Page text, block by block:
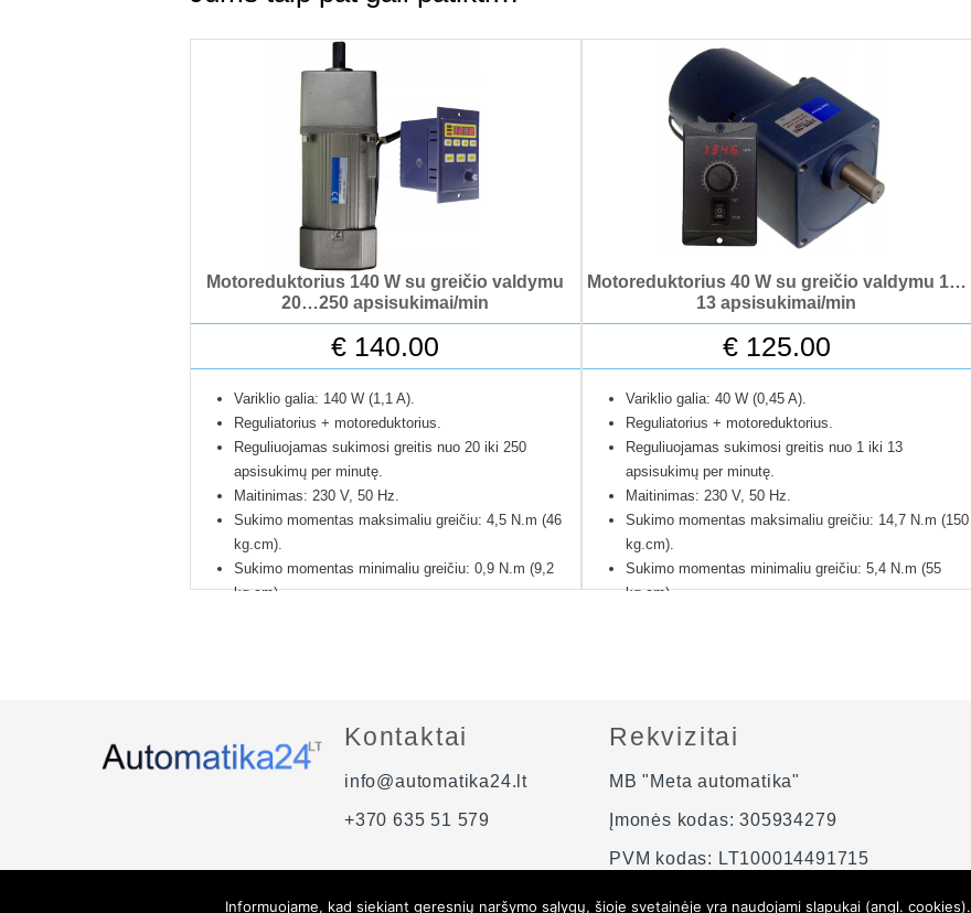
Motoreduktorius 140 W su greičio valdymu
20…250 apsisukimai/min
€ 140.00
Variklio galia: 140 W (1,1 A).
Reguliatorius + motoreduktorius.
Reguliuojamas sukimosi greitis nuo 20 iki 250
apsisukimų per minutę.
Maitinimas: 230 V, 50 Hz.
Sukimo momentas maksimaliu greičiu: 4,5 N.m (46
kg.cm).
Sukimo momentas minimaliu greičiu: 0,9 N.m (9,2
kg.cm).
Su aušinimo ventiliatoriumi.
12 mėnesių gamintojo garantija.
Motoreduktorius 40 W su greičio valdymu 1…
13 apsisukimai/min
€125.00
Variklio galia: 40 W (0,45 A).
Reguliatorius + motoreduktorius.
Reguliuojamas sukimosi greitis nuo 1 iki 13
apsisukimų per minutę.
Maitinimas: 230 V, 50 Hz.
Sukimo momentas maksimaliu greičiu: 14,7 N.m (150
kg.cm).
Sukimo momentas minimaliu greičiu: 5,4 N.m (55
kg.cm).
Motoreduktoriaus spalva gali skirtis nuo pateiktų
12 mėnesių gamintojo garantija.
Kontaktai
info@automatika24.lt
+370 635 51 579
Rekvizitai
MB "Meta automatika"
Įmonės kodas: 305934279
PVM kodas: LT100014491715
Informuojame, kad siekiant geresnių naršymo sąlygų, šioje svetainėje yra naudojami slapukai (angl. cookies).